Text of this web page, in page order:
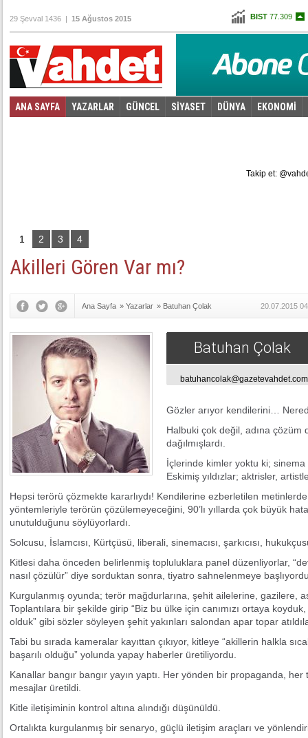
BIST 77.309
Altın101,803
Euro 3,1475
29 Şevval 1436 | 15 Ağustos 2015
ANA SAYFA YAZARLAR GÜNCEL SİYASET DÜNYA EKONOMİ
1 2 3 4
Akilleri Gören Var mı?
Ana Sayfa » Yazarlar » Batuhan Çolak 20.07.2015
Batuhan Çolak
batuhancolak@gazetevahdet.com
Gözler arıyor kendilerini…
Halbuki çok değil, adına
dağılmışlardı.
İçlerinde kimler yoktu ki;
Eskimiş yıldızlar; aktrisler,
Hepsi terörü çözmekte kararlıydı! Kendilerine ezberletilen
yöntemleriyle terörün çözülemeyeceğini, 90’lı yıllarda çok büyük
unutulduğunu söylüyorlardı.
Solcusu, İslamcısı, Kürtçüsü, liberali, sinemacısı, şarkıcısı,
Kitlesi daha önceden belirlenmiş topluluklara panel düzenliyorlar,
nasıl çözülür” diye sorduktan sonra, tiyatro sahnelenmeye
Kurgulanmış oyunda; terör mağdurlarına, şehit ailelerine, gazilere,
Toplantılara bir şekilde girip “Biz bu ülke için canımızı ortaya
olduk” gibi sözler söyleyen şehit yakınları salondan apar topar
Tabi bu sırada kameralar kayıttan çıkıyor, kitleye “akillerin halkla
başarılı olduğu” yolunda yapay haberler üretiliyordu.
Kanallar bangır bangır yayın yaptı. Her yönden bir propaganda,
mesajlar üretildi.
Kitle iletişiminin kontrol altına alındığı düşünüldü.
Ortalıkta kurgulanmış bir senaryo, güçlü iletişim araçları ve
Takip et: